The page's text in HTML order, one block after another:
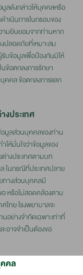
ลดังกล่าวให้บุคคลหรือ
ำเนินการในกรอบของ
มยินยอมจากท่านหาก
ปลอดภัยที่เหมาะสม
รับข้อมูลเพื่อป้องกันมิให้
นข้อตกลงการรักษา
คคล ข้อตกลงการแลก
ประเทศ
อมูลส่วนบุคคลของท่าน
ให้มั่นใจว่าข้อมูลของ
างประเทศตามบท
ในกรณีที่ประเทศปลาย
ทางส่วนบุคคลมี
หรือไม่สอดคล้องตาม
ทย โรงพยาบาลจะ
อย่างจำกัดเฉพาะเท่าที่
อาจจำเป็นต้องขอ
คล